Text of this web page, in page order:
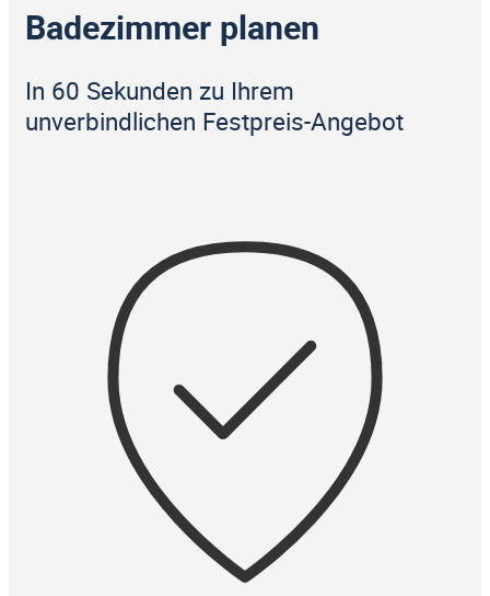
Badezimmer planen
In 60 Sekunden zu Ihrem
unverbindlichen Festpreis-Angebot